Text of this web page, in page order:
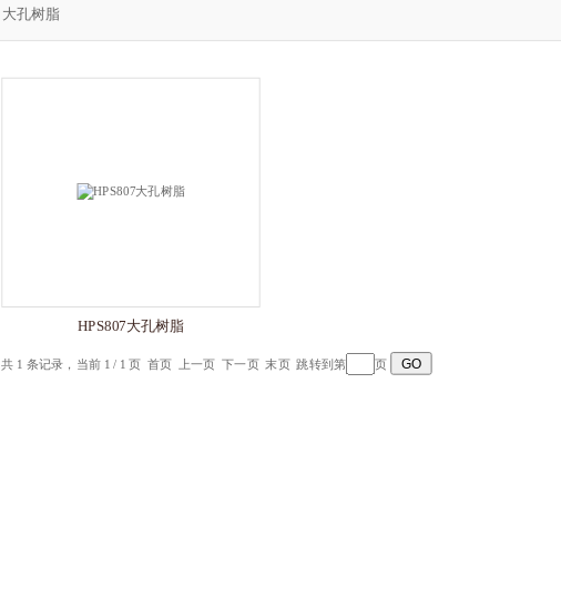
大孔树脂
HPS807大孔树脂
共 1 条记录，当前 1 / 1 页 首页 上一页 下一页 末页 跳转到第 页